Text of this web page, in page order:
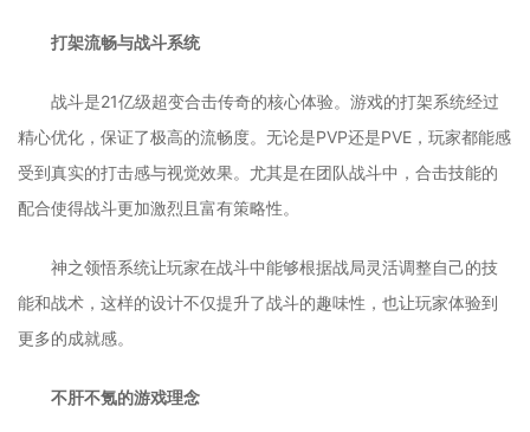
打架流畅与战斗系统
战斗是21亿级超变合击传奇的核心体验。游戏的打架系统经过
精心优化，保证了极高的流畅度。无论是PVP还是PVE，玩家都能感
受到真实的打击感与视觉效果。尤其是在团队战斗中，合击技能的
配合使得战斗更加激烈且富有策略性。
神之领悟系统让玩家在战斗中能够根据战局灵活调整自己的技
能和战术，这样的设计不仅提升了战斗的趣味性，也让玩家体验到
更多的成就感。
不肝不氪的游戏理念